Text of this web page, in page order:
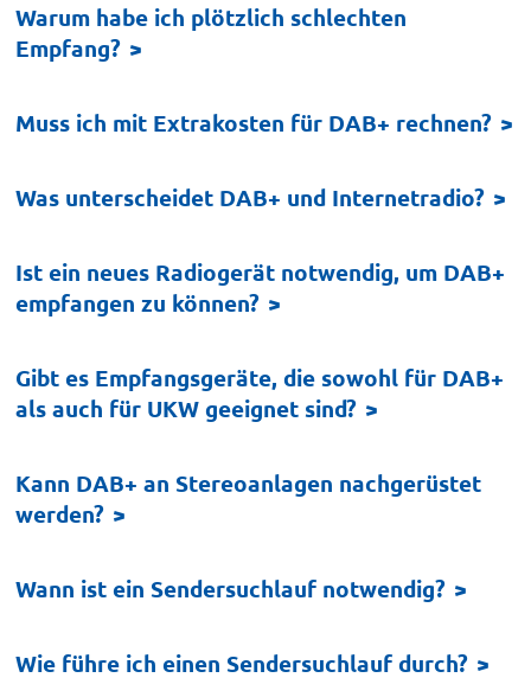
Warum habe ich plötzlich schlechten
Empfang?
Muss ich mit Extrakosten für DAB+ rechnen?
Was unterscheidet DAB+ und Internetradio?
Ist ein neues Radiogerät notwendig, um DAB+
empfangen zu können?
Gibt es Empfangsgeräte, die sowohl für DAB+
als auch für UKW geeignet sind?
Kann DAB+ an Stereoanlagen nachgerüstet
werden?
Wann ist ein Sendersuchlauf notwendig?
Wie führe ich einen Sendersuchlauf durch?